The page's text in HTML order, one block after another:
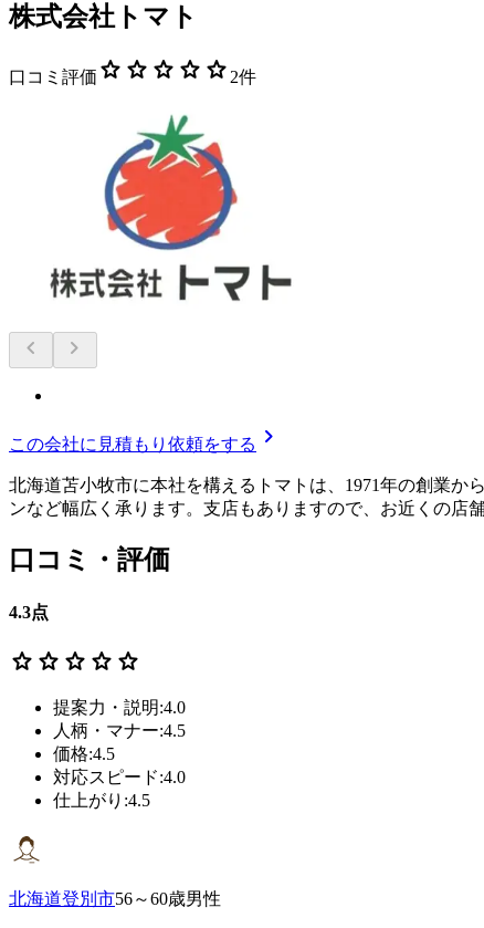
株式会社トマト
口コミ評価 star star star star star 2件
chevron_left chevron_right
この会社に見積もり依頼をする chevron_right
北海道苫小牧市に本社を構えるトマトは、1971年の創業か
ンなど幅広く承ります。支店もありますので、お近くの店
口コミ・評価
4.3点
star star star star star
提案力・説明:4.0
人柄・マナー:4.5
価格:4.5
対応スピード:4.0
仕上がり:4.5
北海道登別市56～60歳男性